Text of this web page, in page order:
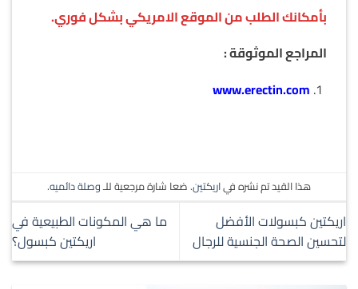
بأمكانك الطلب من الموقع الامريكي بشكل فوري.
المراجع الموثوقة :
www.erectin.com
هذا القيد تم نشره فياريكتين. ضعا شارة مرجعية للـوصلة دائميه.
اريكتين كبسولات الأفضل
لتحسين الصحة الجنسية للرجال
ما هي المكونات الطبيعية في
اريكتين كبسول؟